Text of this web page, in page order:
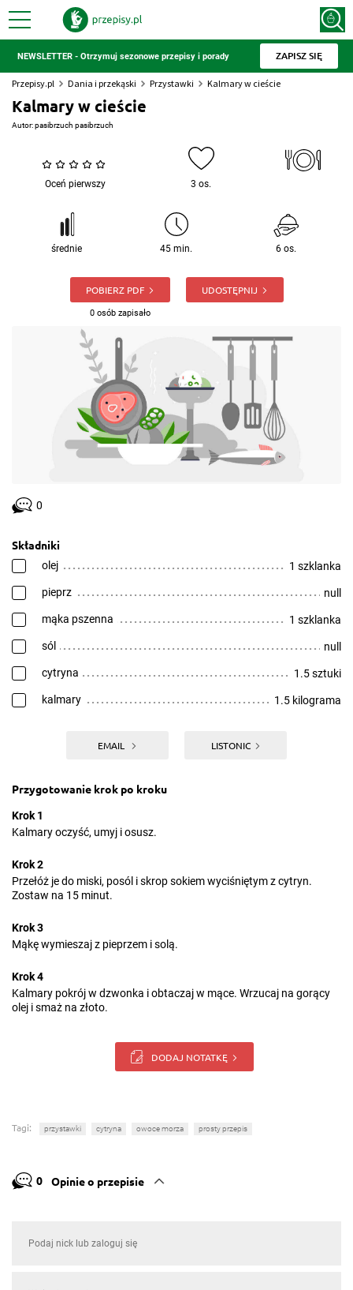
NEWSLETTER - Otrzymuj sezonowe przepisy i porady ZAPISZ SIĘ
Przepisy.pl Dania i przekąski Przystawki Kalmary w cieście
Kalmary w cieście
Autor:pasibrzuch pasibrzuch
Oceń pierwszy 3 os.
średnie 45 min. 6 os.
POBIERZ PDF
0 osób zapisało
UDOSTĘPNIJ
0
Składniki
olej 1 szklanka
pieprz null
mąka pszenna 1 szklanka
sól null
cytryna 1.5 sztuki
kalmary 1.5 kilograma
EMAIL LISTONIC
Przygotowanie krok po kroku
Krok 1
Kalmary oczyść, umyj i osusz.
Krok 2
Przełóż je do miski, posól i skrop sokiem wyciśniętym z cytryn.
Zostaw na 15 minut.
Krok 3
Mąkę wymieszaj z pieprzem i solą.
Krok 4
Kalmary pokrój w dzwonka i obtaczaj w mące. Wrzucaj na gorący
olej i smaż na złoto.
DODAJ NOTATKĘ
Tagi: przystawki cytryna owoce morza prosty przepis
0 Opinie o przepisie